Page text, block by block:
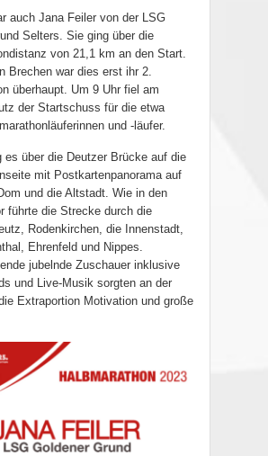
auch Jana Feiler von der LSG
Selters. Sie ging über die
von 21,1 km an den Start.
Brechen war dies erst ihr 2.
überhaupt. Um 9 Uhr fiel am
der Startschuss für die etwa
und -läufer.
es über die Deutzer Brücke auf die
mit Postkartenpanorama auf
und die Altstadt. Wie in den
führte die Strecke durch die
Rodenkirchen, die Innenstadt,
Ehrenfeld und Nippes.
jubelnde Zuschauer inklusive
und Live-Musik sorgten an der
Extraportion Motivation und große